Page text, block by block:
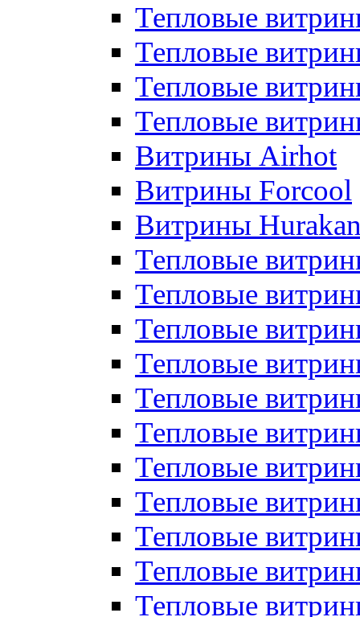
Тепловые
Тепловые
Тепловые
Тепловые
Витрины Airhot
Витрины Forcool
Витрины
Тепловые
Тепловые
Тепловые
Тепловые
Тепловые
Тепловые
Тепловые
Тепловые
Тепловые
Тепловые
Тепловые